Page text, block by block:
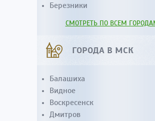
Березники
СМОТРЕТЬ ПО ВСЕМ
ГОРОДА В МСК
Балашиха
Видное
Воскресенск
Дмитров